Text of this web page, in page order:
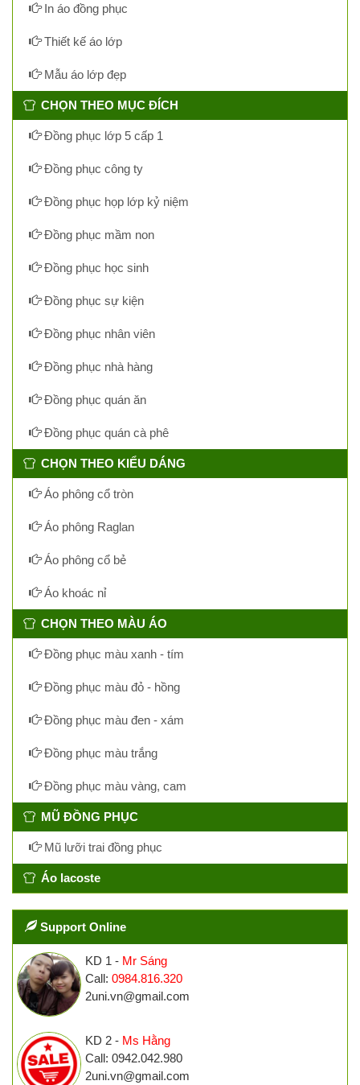
In áo đồng phục
Thiết kế áo lớp
Mẫu áo lớp đẹp
CHỌN THEO MỤC ĐÍCH
Đồng phục lớp 5 cấp 1
Đồng phục công ty
Đồng phục họp lớp kỷ niệm
Đồng phục mầm non
Đồng phục học sinh
Đồng phục sự kiện
Đồng phục nhân viên
Đồng phục nhà hàng
Đồng phục quán ăn
Đồng phục quán cà phê
CHỌN THEO KIỂU DÁNG
Áo phông cổ tròn
Áo phông Raglan
Áo phông cổ bẻ
Áo khoác nỉ
CHỌN THEO MÀU ÁO
Đồng phục màu xanh - tím
Đồng phục màu đỏ - hồng
Đồng phục màu đen - xám
Đồng phục màu trắng
Đồng phục màu vàng, cam
MŨ ĐỒNG PHỤC
Mũ lưỡi trai đồng phục
Áo lacoste
Support Online
KD 1 - Mr Sáng
Call: 0984.816.320
2uni.vn@gmail.com
KD 2 - Ms Hằng
Call: 0942.042.980
2uni.vn@gmail.com